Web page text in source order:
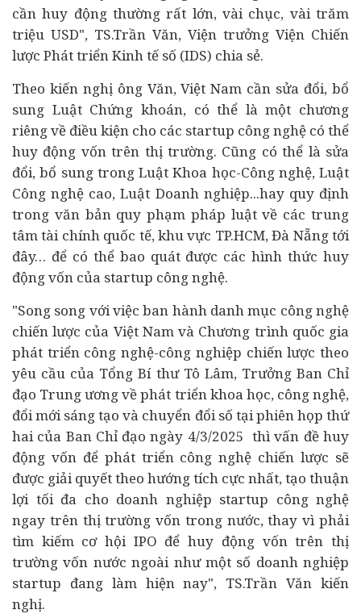
cần huy động thường rất lớn, vài chục, vài trăm
triệu USD", TS.Trần Văn, Viện trưởng Viện Chiến
lược Phát triển Kinh tế số (IDS) chia sẻ.
Theo kiến nghị ông Văn, Việt Nam cần sửa đổi, bổ
sung Luật Chứng khoán, có thể là một chương
riêng về điều kiện cho các startup công nghệ có thể
huy động vốn trên thị trường. Cũng có thể là sửa
đổi, bổ sung trong Luật Khoa học-Công nghệ, Luật
Công nghệ cao, Luật Doanh nghiệp...hay quy định
trong văn bản quy phạm pháp luật về các trung
tâmtài chínhquốc tế, khu vực TP.HCM, Đà Nẵng tới
đây… để có thể bao quát được các hình thức huy
động vốn của startup công nghệ.
"Song song với việc ban hành danh mục công nghệ
chiến lược của Việt Nam và Chương trình quốc gia
phát triển công nghệ-công nghiệp chiến lược theo
yêu cầu của Tổng Bí thư Tô Lâm, Trưởng Ban Chỉ
đạo Trung ương về phát triển khoa học, công nghệ,
đổi mới sáng tạo và chuyển đổi số tại phiên họp thứ
hai của Ban Chỉ đạo ngày 4/3/2025 thì vấn đề huy
động vốn để phát triển công nghệ chiến lược sẽ
được giải quyết theo hướng tích cực nhất, tạo thuận
lợi tối đa cho doanh nghiệp startup công nghệ
ngay trên thị trường vốn trong nước, thay vì phải
tìm kiếm cơ hội IPO để huy động vốn trên thị
trường vốn nước ngoài như một số doanh nghiệp
startup đang làm hiện nay", TS.Trần Văn kiến
nghị.